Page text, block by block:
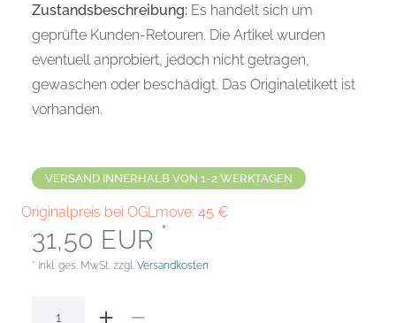
Zustandsbeschreibung: Es handelt sich um
geprüfte Kunden-Retouren. Die Artikel wurden
eventuell anprobiert, jedoch nicht getragen,
gewaschen oder beschädigt. Das Originaletikett ist
vorhanden.
VERSAND INNERHALB VON 1-2 WERKTAGEN
Originalpreis bei OGLmove: 45 €
31,50 EUR *
* inkl. ges. MwSt. zzgl. Versandkosten